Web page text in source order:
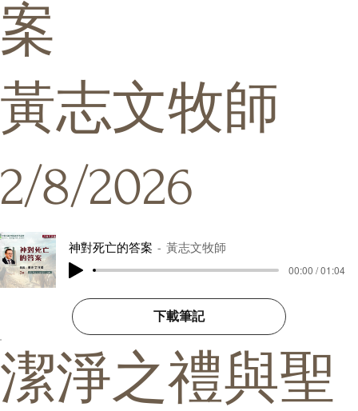
2/8/2026
黃志文牧師
案
神對死亡的答案
黃志文牧師
00:00 / 01:04
下載筆記
潔淨之禮與聖